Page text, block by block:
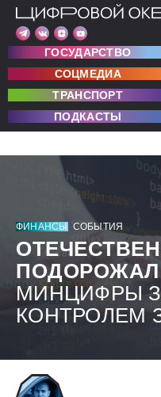
ГОСУДАРСТВО
СОЦМЕДИА
ТРАНСПОРТ
ПОДКАСТЫ
ФИНАНСЫ СОБЫТИЯ
ПОДОРОЖАЛ
МИНЦИФРЫ
КОНТРОЛЕМ